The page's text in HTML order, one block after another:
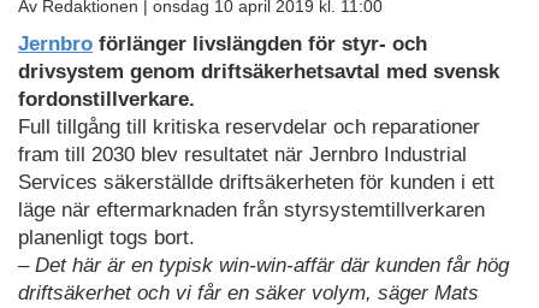
Av Redaktionen | onsdag 10 april 2019 kl. 11:00
Jernbro förlänger livslängden för styr- och
drivsystem genom driftsäkerhetsavtal med svensk
fordonstillverkare.
Full tillgång till kritiska reservdelar och reparationer
fram till 2030 blev resultatet när Jernbro Industrial
Services säkerställde driftsäkerheten för kunden i ett
läge när eftermarknaden från styrsystemtillverkaren
planenligt togs bort.
– Det här är en typisk win-win-affär där kunden får hög
driftsäkerhet och vi får en säker volym, säger Mats